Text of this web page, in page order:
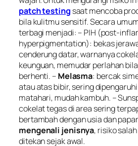
patch testing saat mencoba
bila kulitmu sensitif. Secara
terbagi menjadi: – PIH (post-
hyperpigmentation): bekas
cenderung datar, warnanya
keunguan, memudar perlahan
berhenti. – Melasma: bercak
atau atas bibir, sering
matahari, mudah kambuh. –
cokelat tegas di area sering
bertambah dengan usia dan
mengenali jenisnya, risiko
ditekan sejak awal.